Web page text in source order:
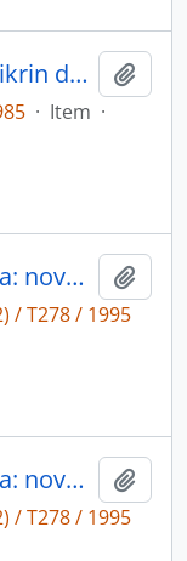
A situação atual dos índios Xikrin do Bacajá-Pará: assistência ao Projeto de Apoio Ferro-Carajás.
· Item ·
A temática indígena na escola: novos subsídios para professores de 1. e 2. graus
/ T278 / 1995
A temática indígena na escola: novos subsídios para professores de 1. e 2. graus
/ T278 / 1995